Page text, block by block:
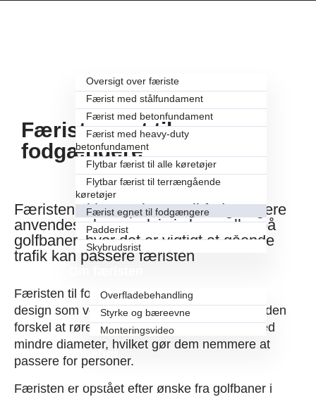
Oversigt over færiste
Færist med stålfundament
Færist med betonfundament
Færist med heavy-duty
betonfundament
Flytbar færist til alle køretøjer
Flytbar færist til terrængående
køretøjer
Færist egnet til fodgængere
Padderist
Skybrudsrist
Overfladebehandling
Styrke og bæreevne
Monteringsvideo
Tilbehør
Cases
Færist egnet til
fodgængere
Færisten vi har optimeret til fodgængere
anvendes eksempelvis i skove eller på
golfbaner, hvor det er vigtigt at gående
trafik kan passere færisten
Færisten til fodgængere har stort set samme
design som vores standard færist, men med den
forskel at rørene er enten firkantede, eller med
mindre diameter, hvilket gør dem nemmere at
passere for personer.
Færisten er opstået efter ønske fra golfbaner i